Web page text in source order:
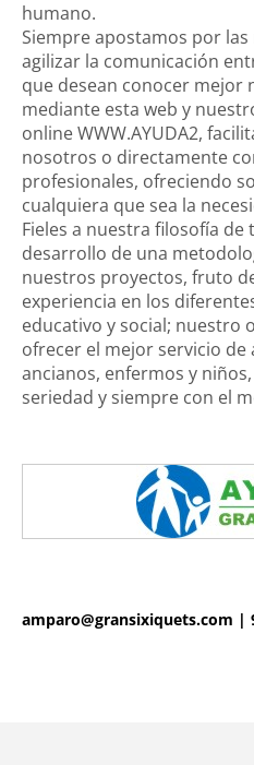
Login
humano.
Siempre apostamos por
agilizar la comunicación
que desean conocer mejor
mediante esta web y
online WWW.AYUDA2,
nosotros o directamente
profesionales, ofreciendo
cualquiera que sea la
Fieles a nuestra filosofía
desarrollo de una
nuestros proyectos, fruto
experiencia en los
educativo y social; nuestro
ofrecer el mejor servicio de
ancianos, enfermos y
seriedad y siempre con el
amparo@gransixiquets.com |